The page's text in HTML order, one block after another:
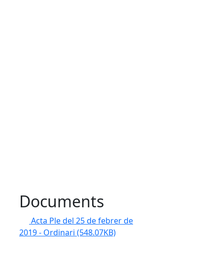
Documents
Acta Ple del 25 de febrer de
2019 - Ordinari (548.07KB)